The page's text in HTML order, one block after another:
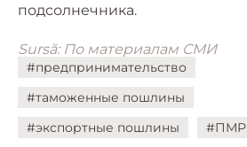
подсолнечника.
Sursă: По материалам СМИ
#предпринимательство
#таможенные пошлины
#экспортные пошлины
#ПМР